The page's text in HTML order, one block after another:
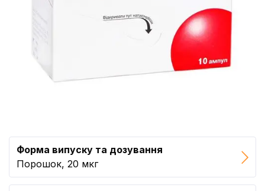
Форма випуску та дозування
Порошок, 20 мкг